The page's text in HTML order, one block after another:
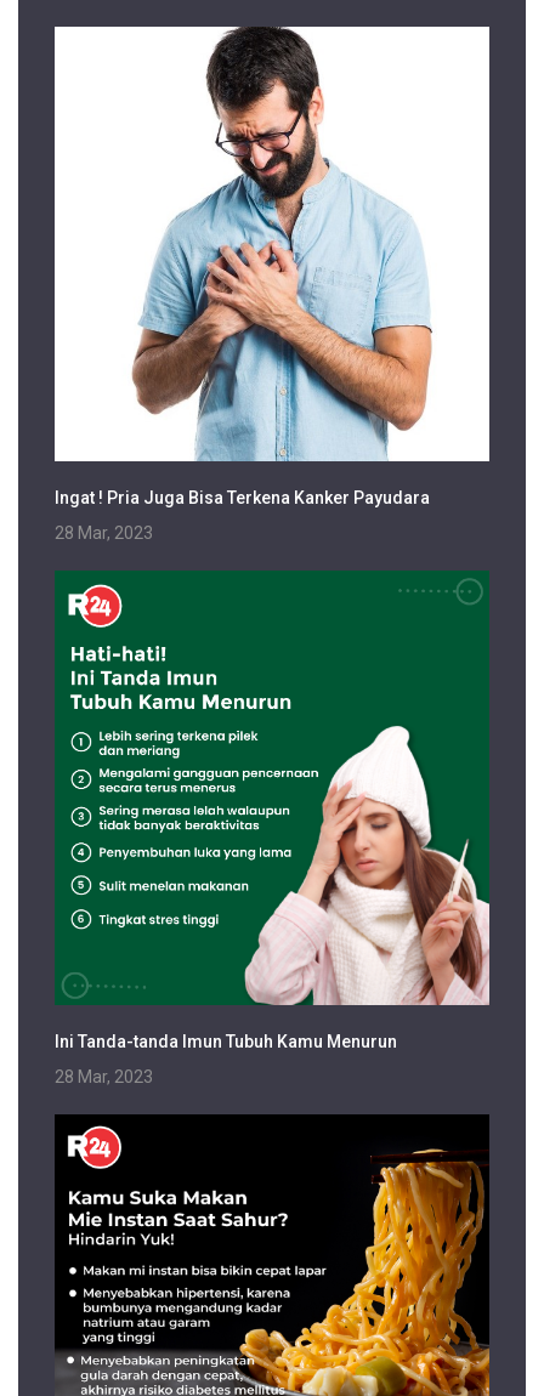
Ingat ! Pria Juga Bisa Terkena Kanker Payudara
28 Mar, 2023
Ini Tanda-tanda Imun Tubuh Kamu Menurun
28 Mar, 2023